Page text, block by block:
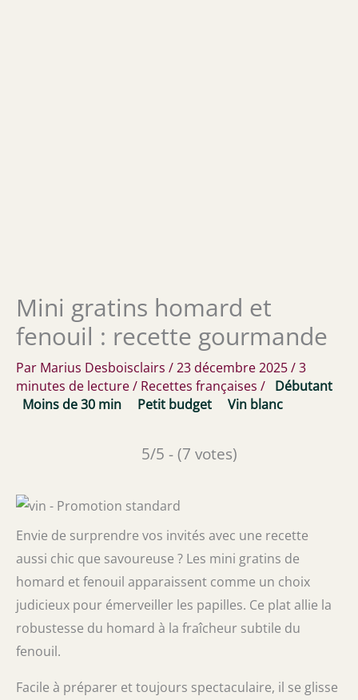
Mini gratins homard et
fenouil : recette gourmande
Par Marius Desboisclairs /23 décembre 2025/3
minutes de lecture/ Recettes françaises / Débutant
Moins de 30 min
Petit budget Vin blanc
5/5 - (7 votes)
Envie de surprendre vos invités avec une recette
aussi chic que savoureuse ? Les mini gratins de
homard et fenouil apparaissent comme un choix
judicieux pour émerveiller les papilles. Ce plat allie la
robustesse du homard à la fraîcheur subtile du
fenouil.
Facile à préparer et toujours spectaculaire, il se glisse